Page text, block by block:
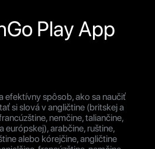
Play App
efektívny spôsob, ako sa naučiť
si slová v angličtine (britskej a
nemčine, taliančine,
európskej), arabčine, ruštine,
alebo kórejčine, angličtine